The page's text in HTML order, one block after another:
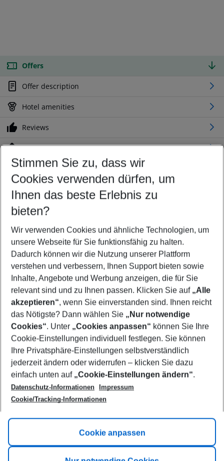
Offers
Offer description
Hotel amenities
Reviews
Location
Customize your offer
Find the perfect deal which suits your best
Your departure airport
Any airport
Select your date range
10/08/26–08/08/27 5-8 nights
Who will travel
2 adults No children
Show more filter
Footer
Footer navigation
Title A
Link A
Stimmen Sie zu, dass wir
Cookies verwenden dürfen, um
Ihnen das beste Erlebnis zu
bieten?
Wir verwenden Cookies und ähnliche Technologien, um
unsere Webseite für Sie funktionsfähig zu halten.
Dadurch können wir die Nutzung unserer Plattform
verstehen und verbessern, Ihnen Support bieten sowie
Inhalte, Angebote und Werbung anzeigen, die für Sie
relevant sind und zu Ihnen passen. Klicken Sie auf „Alle
akzeptieren“, wenn Sie einverstanden sind. Ihnen reicht
das Nötigste? Dann wählen Sie „Nur notwendige
Cookies“. Unter „Cookies anpassen“ können Sie Ihre
Cookie-Einstellungen individuell festlegen. Sie können
Ihre Privatsphäre-Einstellungen selbstverständlich
jederzeit ändern oder widerrufen – klicken Sie dazu
einfach unten auf „Cookie-Einstellungen ändern“.
Datenschutz-Informationen
Impressum
Cookie/Tracking-Informationen
Cookie anpassen